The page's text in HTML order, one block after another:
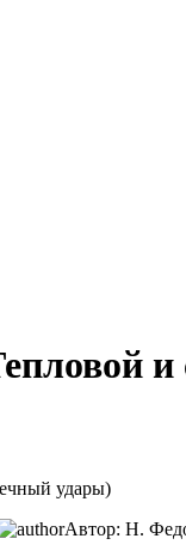
удары)
Автор: Н.